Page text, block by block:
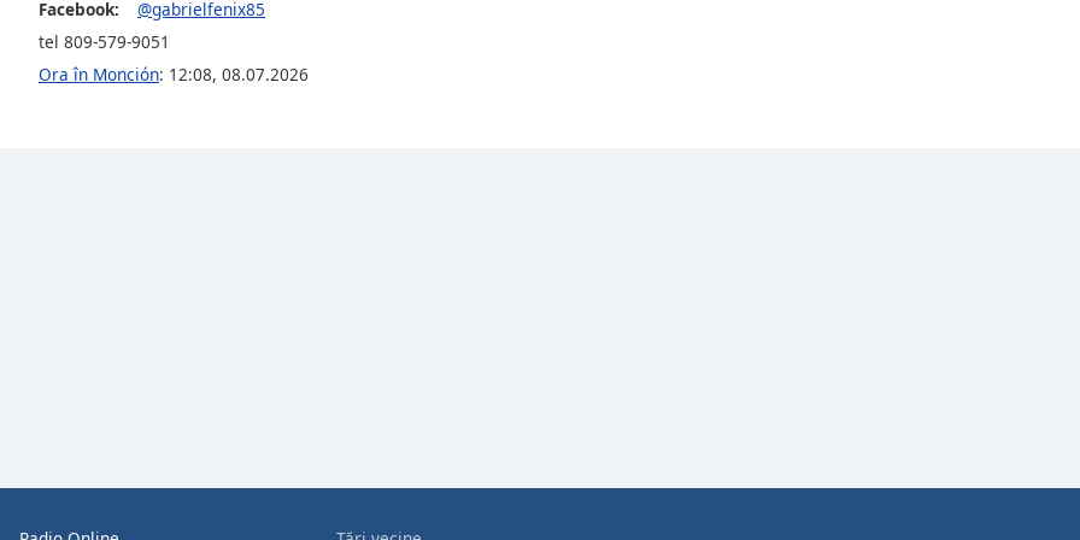
window.
Area
Facebook:
@gabrielfenix85
tel 809-579-9051
Ora în Monción: 12:08, 08.07.2026